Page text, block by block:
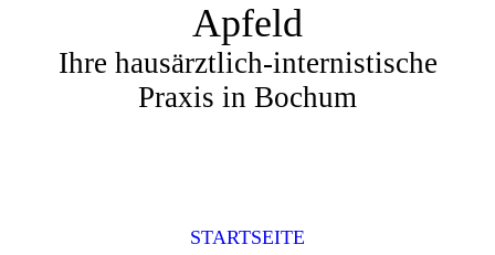
Apfeld
Ihre hausärztlich-internistische
Praxis in Bochum
STARTSEITE